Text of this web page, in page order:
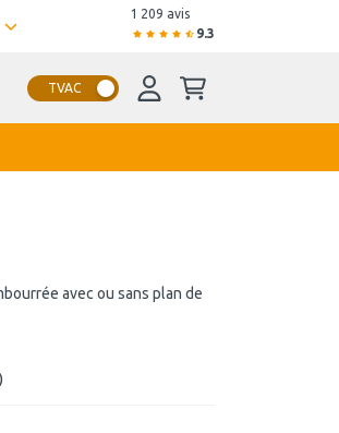
1 209 avis
9.3
TVAC
avec ou sans plan de